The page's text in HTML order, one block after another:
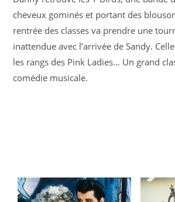
cheveux gominés et portant des
rentrée des classes va prendre une
inattendue avec l’arrivée de Sandy.
les rangs des Pink Ladies… Un grand
comédie musicale.